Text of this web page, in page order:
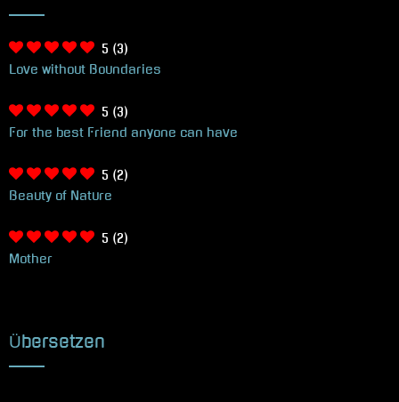
5 (3)
Love without Boundaries
5 (3)
For the best Friend anyone can have
5 (2)
Beauty of Nature
5 (2)
Mother
Übersetzen